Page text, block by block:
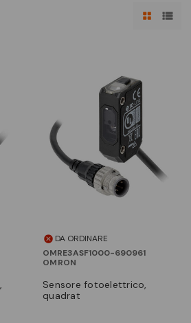
DA ORDINARE
OMRE3ASF1000-690961
OMRON
sensore fotoelettrico,
quadrat